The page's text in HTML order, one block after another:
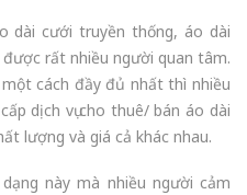
dài cưới truyền thống, áo dài
rất nhiều người quan tâm.
cách đầy đủ nhất thì nhiều
dịch vụ cho thuê/ bán áo dài
lượng và giá cả khác nhau.
này mà nhiều người cảm